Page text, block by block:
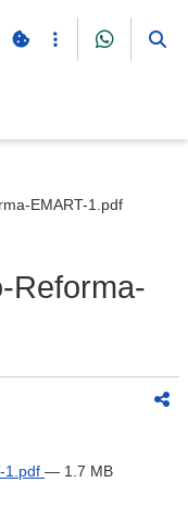
EMART-1.pdf
Reforma-
1.pdf — 1.7 MB